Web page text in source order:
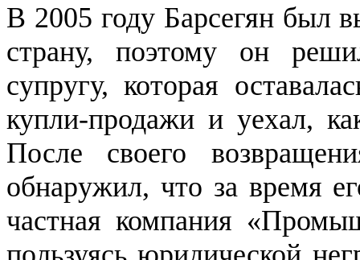
В 2005 году Барсегян был
страну, поэтому он
супругу, которая
купли-продажи и уехал,
После своего
обнаружил, что за время
частная компания